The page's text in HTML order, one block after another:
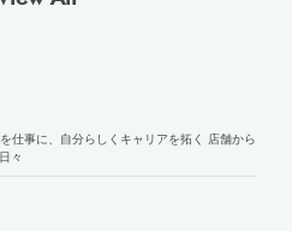
を仕事に、自分らしくキャリアを拓く 店舗から
々